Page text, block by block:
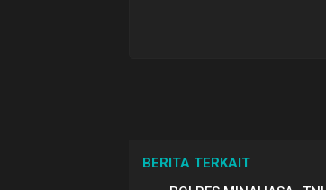
BERITA TERKAIT